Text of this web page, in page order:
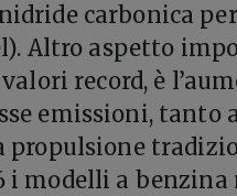
carbonica
Altro aspetto
record, è
emissioni, tanto
propulsione
i modelli a benzina